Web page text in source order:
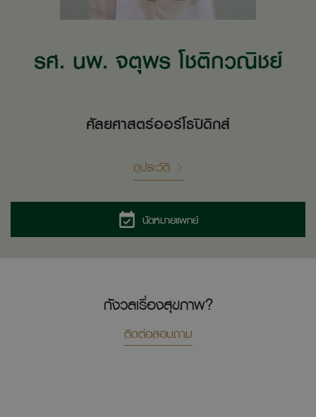
รศ. นพ. จตุพร โชติกวณิชย์
ศัลยศาสตร์ออร์โธปิดิกส์
ดูประวัติ
นัดหมายแพทย์
กังวลเรื่องสุขภาพ?
ติดต่อสอบถาม